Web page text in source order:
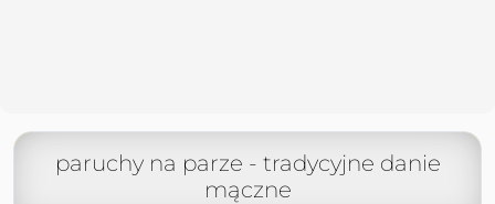
paruchy na parze - tradycyjne danie
mączne